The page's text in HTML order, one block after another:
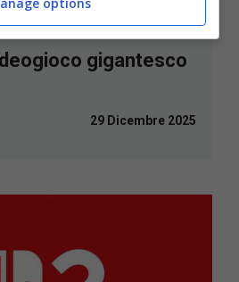
racconterà la
gigantesco
29 Dicembre 2025